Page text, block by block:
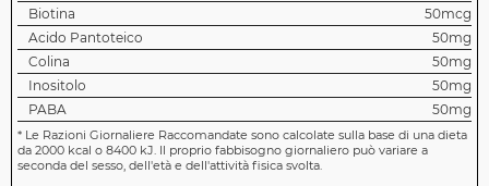
Biotina
50mcg
Acido Pantoteico
50mg
Colina
50mg
Inositolo
50mg
PABA
50mg
* Le Razioni Giornaliere Raccomandate sono calcolate sulla base di una dieta
da 2000 kcal o 8400 kJ. Il proprio fabbisogno giornaliero può variare a
seconda del sesso, dell'età e dell'attività fisica svolta.